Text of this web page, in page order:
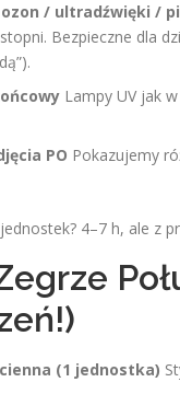
/ ultradźwięki /
Bezpieczne dla
Lampy UV jak
PO Pokazujemy
4–7 h, ale z
(1 jednostka)